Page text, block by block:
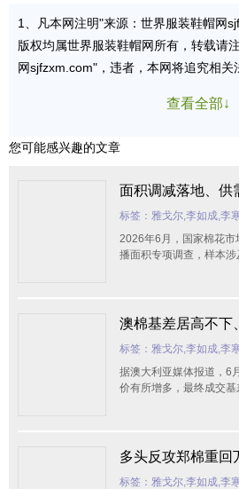
1、凡本网注明"来源：世界服装鞋帽网
版权均属世界服装鞋帽网所有，转载请
网sjfzxm.com"，违者，本网将追究相关
查看全部↓
您可能感兴趣的文章
面积调减落地、
棉花市场步入新周
标签：雅戈尔,李如成,李
2026年6月，国家棉花
播面积专项调查，样本
澳棉基差居高不下
涨跌互现——全球棉
危与机
标签：雅戈尔,李如成,李
据澳大利亚媒体报道，6
价有所增多，最终成交
多头反攻郑棉重回
下涨势能否延续？
标签：雅戈尔,李如成,李